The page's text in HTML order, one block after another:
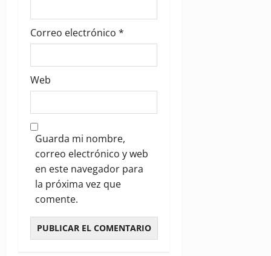
Correo electrónico *
Web
Guarda mi nombre,
correo electrónico y web
en este navegador para
la próxima vez que
comente.